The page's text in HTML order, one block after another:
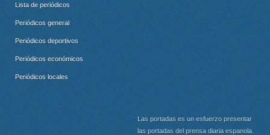
Lista de periódicos
Periódicos general
Periódicos deportivos
Periódicos económicos
Periódicos locales
Las portadas es un esfuerzo presentar
las portadas del prensa diaria espanola.